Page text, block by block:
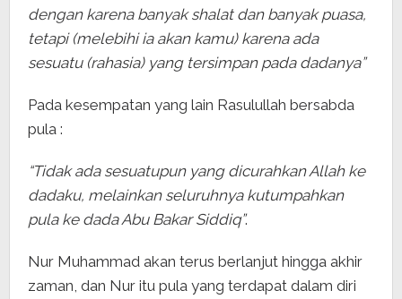
dengan karena banyak shalat dan banyak puasa,
tetapi (melebihi ia akan kamu) karena ada
sesuatu (rahasia) yang tersimpan pada dadanya”
Pada kesempatan yang lain Rasulullah bersabda
pula :
“Tidak ada sesuatupun yang dicurahkan Allah ke
dadaku, melainkan seluruhnya kutumpahkan
pula ke dada Abu Bakar Siddiq”.
Nur Muhammad akan terus berlanjut hingga akhir
zaman, dan Nur itu pula yang terdapat dalam diri